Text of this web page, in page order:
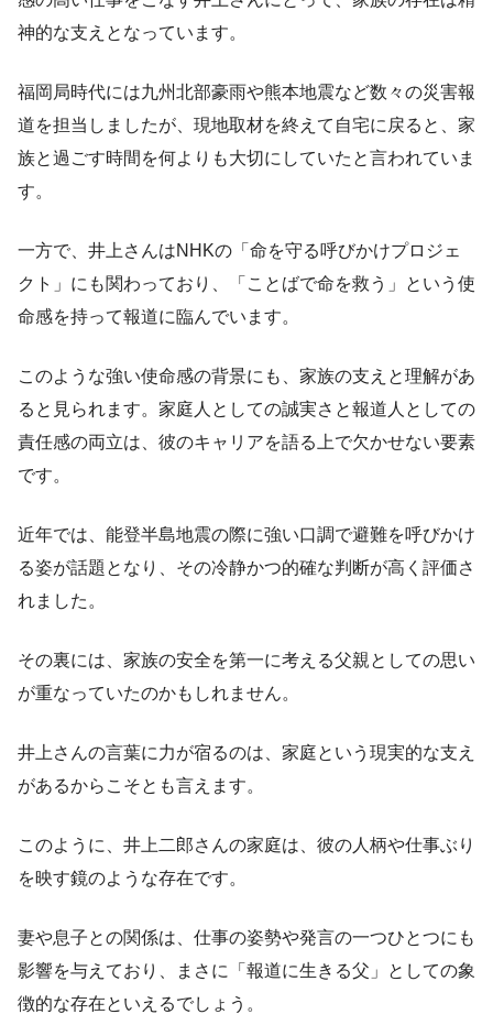
神的な支えとなっています。
福岡局時代には九州北部豪雨や熊本地震など数々の災害報
道を担当しましたが、現地取材を終えて自宅に戻ると、家
族と過ごす時間を何よりも大切にしていたと言われていま
す。
一方で、井上さんはNHKの「命を守る呼びかけプロジェ
クト」にも関わっており、「ことばで命を救う」という使
命感を持って報道に臨んでいます。
このような強い使命感の背景にも、家族の支えと理解があ
ると見られます。家庭人としての誠実さと報道人としての
責任感の両立は、彼のキャリアを語る上で欠かせない要素
です。
近年では、能登半島地震の際に強い口調で避難を呼びかけ
る姿が話題となり、その冷静かつ的確な判断が高く評価さ
れました。
その裏には、家族の安全を第一に考える父親としての思い
が重なっていたのかもしれません。
井上さんの言葉に力が宿るのは、家庭という現実的な支え
があるからこそとも言えます。
このように、井上二郎さんの家庭は、彼の人柄や仕事ぶり
を映す鏡のような存在です。
妻や息子との関係は、仕事の姿勢や発言の一つひとつにも
影響を与えており、まさに「報道に生きる父」としての象
徴的な存在といえるでしょう。